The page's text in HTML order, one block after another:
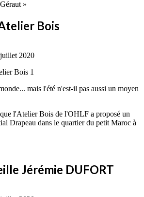
»
Bois
2020
mais l'été n'est-il pas aussi un moyen
l'Atelier Bois de l'OHLF a proposé un
Drapeau dans le quartier du petit Maroc à
Jérémie DUFORT